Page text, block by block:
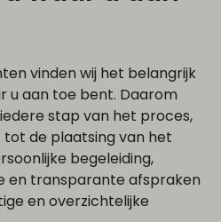
vinden wij het belangrijk
u aan toe bent. Daarom
stap van het proces,
de plaatsing van het
begeleiding,
en transparante afspraken
en overzichtelijke